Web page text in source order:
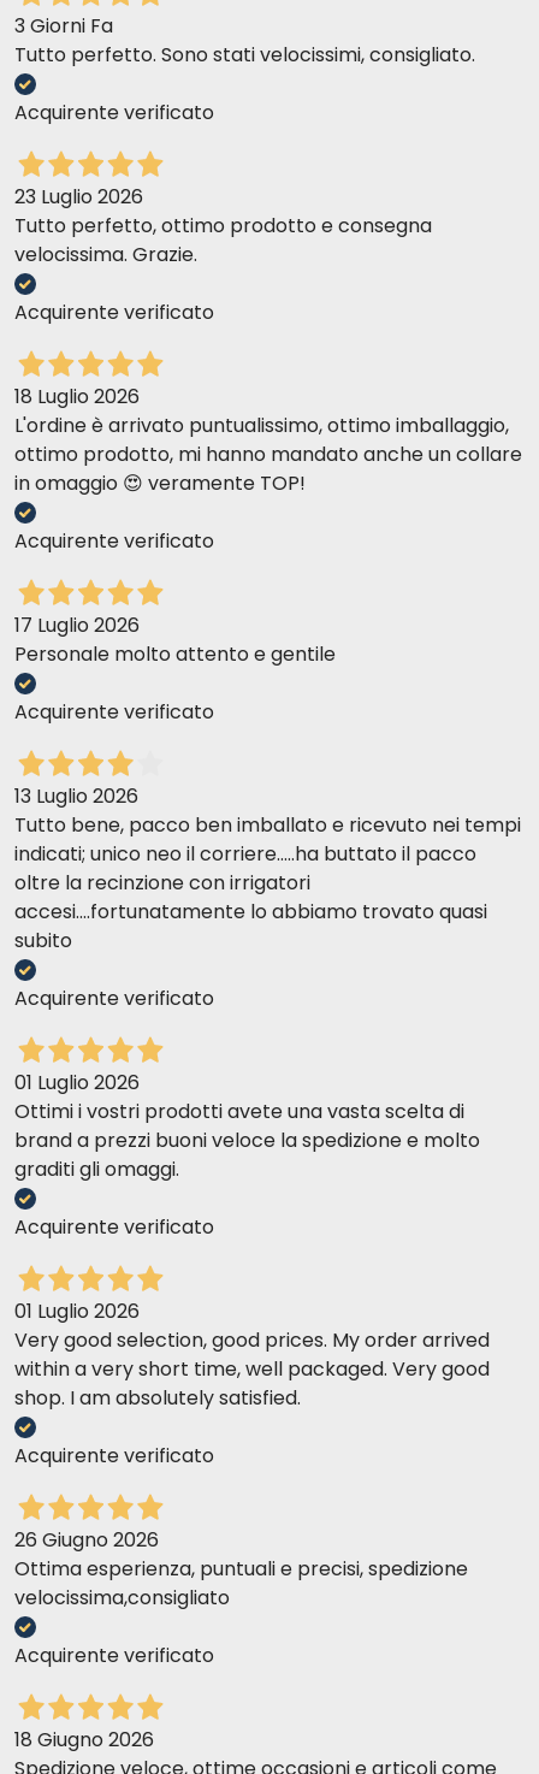
Human Grade raw materials and eco-
sustainability
productivity is matched by a drastic reduction in
demand due to global population decline
while soil, forests, water, air quality and
biodiversity continue to degrade
sustainable
originally intended for human consumption
This is the case, for example, with rice
only
grains that meet certain,
strict aesthetic parameters such as size,
Prolife
nutritional value is
perfectly identical
3 Giorni Fa
Tutto perfetto. Sono stati velocissimi, consigliato.
Acquirente verificato
23 Luglio 2026
Tutto perfetto, ottimo prodotto e consegna
velocissima. Grazie.
Acquirente verificato
18 Luglio 2026
L'ordine è arrivato puntualissimo, ottimo imballaggio,
ottimo prodotto, mi hanno mandato anche un collare
in omaggio 😍 veramente TOP!
Acquirente verificato
17 Luglio 2026
Personale molto attento e gentile
Acquirente verificato
13 Luglio 2026
Tutto bene, pacco ben imballato e ricevuto nei tempi
indicati; unico neo il corriere.....ha buttato il pacco
oltre la recinzione con irrigatori
accesi....fortunatamente lo abbiamo trovato quasi
subito
Acquirente verificato
01 Luglio 2026
Ottimi i vostri prodotti avete una vasta scelta di
brand a prezzi buoni veloce la spedizione e molto
graditi gli omaggi.
Acquirente verificato
01 Luglio 2026
Very good selection, good prices. My order arrived
within a very short time, well packaged. Very good
shop. I am absolutely satisfied.
Acquirente verificato
26 Giugno 2026
Ottima esperienza, puntuali e precisi, spedizione
velocissima,consigliato
Acquirente verificato
18 Giugno 2026
Spedizione veloce, ottime occasioni e articoli come